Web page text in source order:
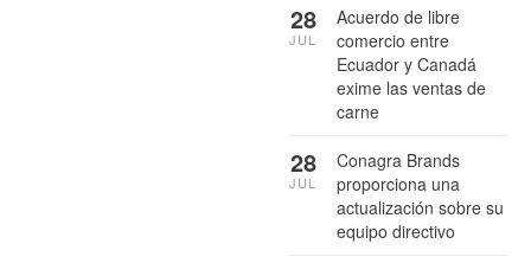
Acuerdo de libre
comercio entre
Ecuador y Canadá
exime las ventas de
carne
28
JUL
Conagra Brands
proporciona una
actualización sobre su
equipo directivo
28
JUL